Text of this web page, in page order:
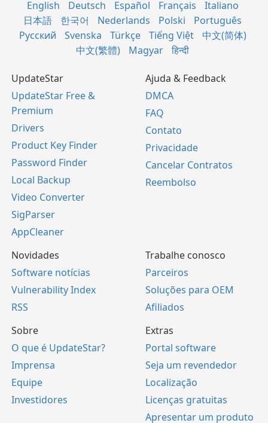
English Deutsch Español Français
Italiano
日本語
한국어 Nederlands Polski
Português
Русский
Svenska Türkçe Tiếng Việt
中文(简体)
中文(繁體)
Magyar हिन्दी
UpdateStar
UpdateStar Free &
Premium
Drivers
Product Key Finder
Password Finder
Local Backup
Video Converter
SigParser
AppCleaner
Ajuda & Feedback
DMCA
FAQ
Contato
Privacidade
Cancelar Contratos
Reembolso
Novidades
Software notícias
Vulnerability Index
RSS
Trabalhe conosco
Parceiros
Soluções para OEM
Afiliados
Sobre
O que é UpdateStar?
Imprensa
Equipe
Investidores
Extras
Portal software
Seja um revendedor
Localização
Licenças gratuitas
Apresentar um produto